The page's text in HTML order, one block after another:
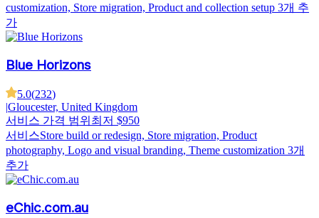
customization, Store migration, Product and collection setup 3개 추
가
Blue Horizons
5.0(232)
|Gloucester, United Kingdom
서비스 가격 범위 최저 $950
서비스Store build or redesign, Store migration, Product
photography, Logo and visual branding, Theme customization 3개
추가
eChic.com.au